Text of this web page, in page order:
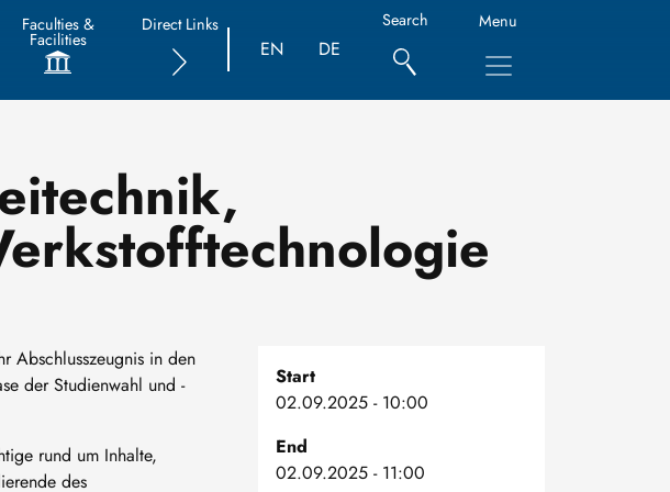
Faculties &
Facilities
Direct Links
EN DE
Search Menu
Abschlusszeugnis in den
der Studienwahl und -
rund um Inhalte,
des
Start
02.09.2025 - 10:00
End
02.09.2025 - 11:00